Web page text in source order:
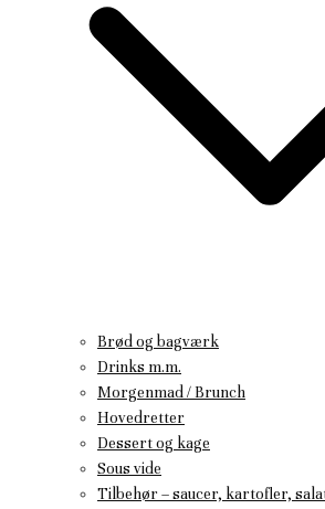
Brød og bagværk
Drinks m.m.
Morgenmad / Brunch
Hovedretter
Dessert og kage
Sous vide
Tilbehør – saucer, kartofler,